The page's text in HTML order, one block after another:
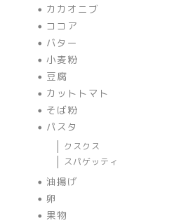
カカオニブ
ココア
バター
小麦粉
豆腐
カットトマト
そば粉
パスタ
クスクス
スパゲッティ
油揚げ
卵
果物